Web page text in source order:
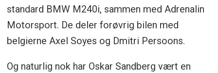
standard BMW M240i, sammen med Adrenalin
Motorsport. De deler forøvrig bilen med
belgierne Axel Soyes og Dmitri Persoons.
Og naturlig nok har Oskar Sandberg vært en